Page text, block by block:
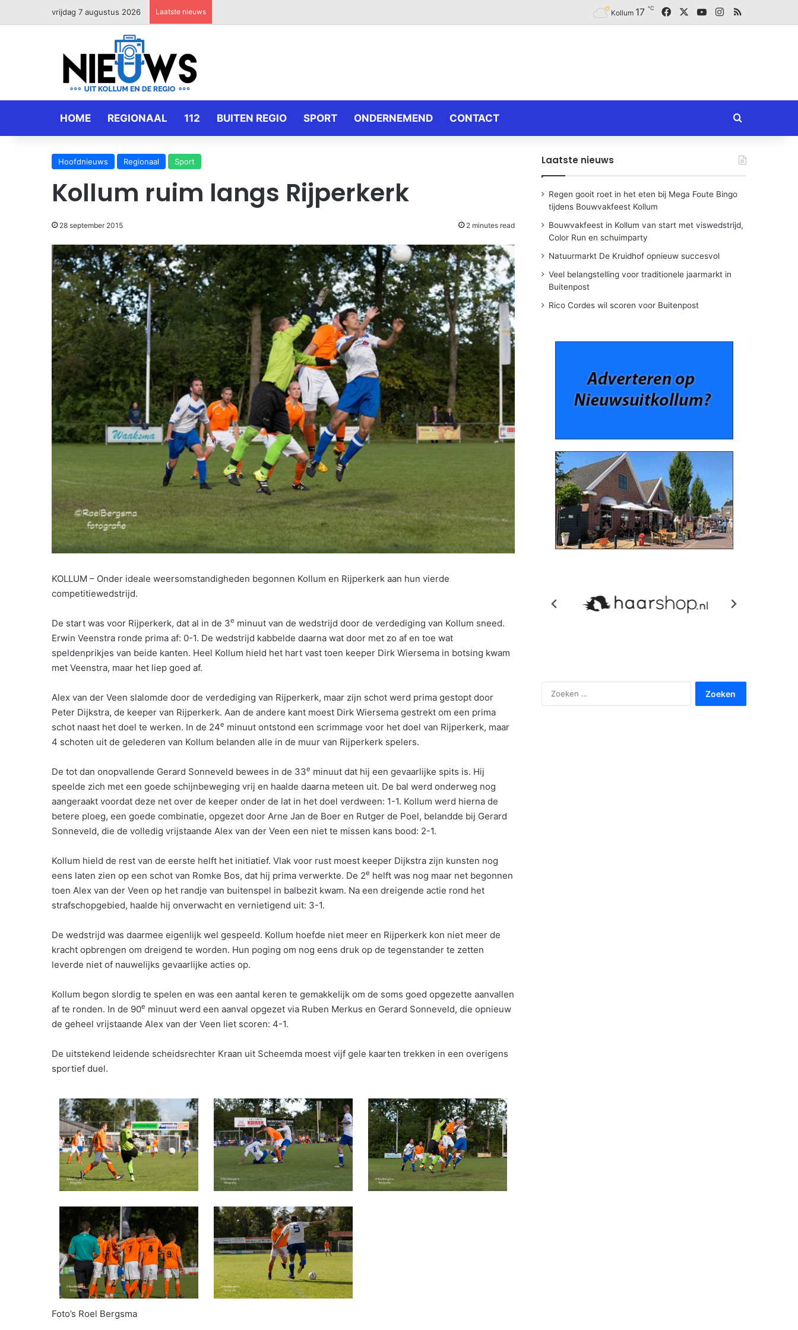
vrijdag 7 augustus 2026 Laatste nieuws Kollum 17 ℃ FacebookYouTubeInstagram
RSS
HOME REGIONAAL 112 BUITEN REGIO SPORT ONDERNEMEND CONTACT Zoeken naar
Hoofdnieuws Regionaal Sport
Kollum ruim langs Rijperkerk
28 september 2015 2 minutes read
KOLLUM – Onder ideale weersomstandigheden begonnen Kollum en Rijperkerk aan hun vierde
competitiewedstrijd.
De start was voor Rijperkerk, dat al in de 3e minuut van de wedstrijd door de verdediging van Kollum sneed.
Erwin Veenstra ronde prima af: 0-1. De wedstrijd kabbelde daarna wat door met zo af en toe wat
speldenprikjes van beide kanten. Heel Kollum hield het hart vast toen keeper Dirk Wiersema in botsing kwam
met Veenstra, maar het liep goed af.
Alex van der Veen slalomde door de verdediging van Rijperkerk, maar zijn schot werd prima gestopt door
Peter Dijkstra, de keeper van Rijperkerk. Aan de andere kant moest Dirk Wiersema gestrekt om een prima
schot naast het doel te werken. In de 24e minuut ontstond een scrimmage voor het doel van Rijperkerk, maar
4 schoten uit de gelederen van Kollum belanden alle in de muur van Rijperkerk spelers.
De tot dan onopvallende Gerard Sonneveld bewees in de 33e minuut dat hij een gevaarlijke spits is. Hij
speelde zich met een goede schijnbeweging vrij en haalde daarna meteen uit. De bal werd onderweg nog
aangeraakt voordat deze net over de keeper onder de lat in het doel verdween: 1-1. Kollum werd hierna de
betere ploeg, een goede combinatie, opgezet door Arne Jan de Boer en Rutger de Poel, belandde bij Gerard
Sonneveld, die de volledig vrijstaande Alex van der Veen een niet te missen kans bood: 2-1.
Kollum hield de rest van de eerste helft het initiatief. Vlak voor rust moest keeper Dijkstra zijn kunsten nog
eens laten zien op een schot van Romke Bos, dat hij prima verwerkte. De 2e helft was nog maar net begonnen
toen Alex van der Veen op het randje van buitenspel in balbezit kwam. Na een dreigende actie rond het
strafschopgebied, haalde hij onverwacht en vernietigend uit: 3-1.
De wedstrijd was daarmee eigenlijk wel gespeeld. Kollum hoefde niet meer en Rijperkerk kon niet meer de
kracht opbrengen om dreigend te worden. Hun poging om nog eens druk op de tegenstander te zetten
leverde niet of nauwelijks gevaarlijke acties op.
Kollum begon slordig te spelen en was een aantal keren te gemakkelijk om de soms goed opgezette aanvallen
af te ronden. In de 90e minuut werd een aanval opgezet via Ruben Merkus en Gerard Sonneveld, die opnieuw
de geheel vrijstaande Alex van der Veen liet scoren: 4-1.
De uitstekend leidende scheidsrechter Kraan uit Scheemda moest vijf gele kaarten trekken in een overigens
sportief duel.
Foto’s Roel Bergsma
Laatste nieuws
Regen gooit roet in het eten bij Mega Foute Bingo
tijdens Bouwvakfeest Kollum
Bouwvakfeest in Kollum van start met viswedstrijd,
Color Run en schuimparty
Natuurmarkt De Kruidhof opnieuw succesvol
Veel belangstelling voor traditionele jaarmarkt in
Buitenpost
Rico Cordes wil scoren voor Buitenpost
naar: